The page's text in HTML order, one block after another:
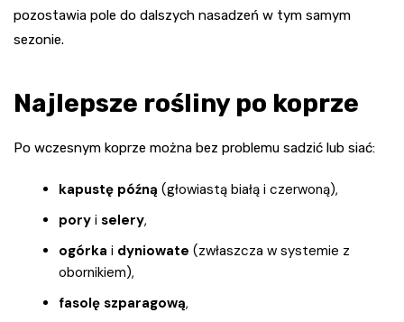
pozostawia pole do dalszych nasadzeń w tym samym
sezonie.
Najlepsze rośliny po koprze
Po wczesnym koprze można bez problemu sadzić lub siać:
kapustę późną (głowiastą białą i czerwoną),
pory i selery,
ogórka i dyniowate (zwłaszcza w systemie z
obornikiem),
fasolę szparagową,